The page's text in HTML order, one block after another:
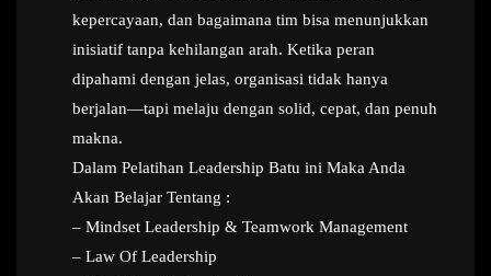
kepercayaan, dan bagaimana tim bisa menunjukkan
inisiatif tanpa kehilangan arah. Ketika peran
dipahami dengan jelas, organisasi tidak hanya
berjalan—tapi melaju dengan solid, cepat, dan penuh
makna.
Dalam Pelatihan Leadership Batu ini Maka Anda
Akan Belajar Tentang :
– Mindset Leadership & Teamwork Management
– Law Of Leadership